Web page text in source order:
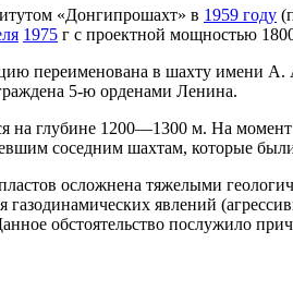
«Донгипрошахт» в 1959 году
1975 г с проектной мощностью
переименована в шахту имени А.
5-ю орденами Ленина.
на глубине 1200—1300 м. На
соседним шахтам, которые
осложнена тяжелыми
газодинамических явлений
обстоятельство послужило